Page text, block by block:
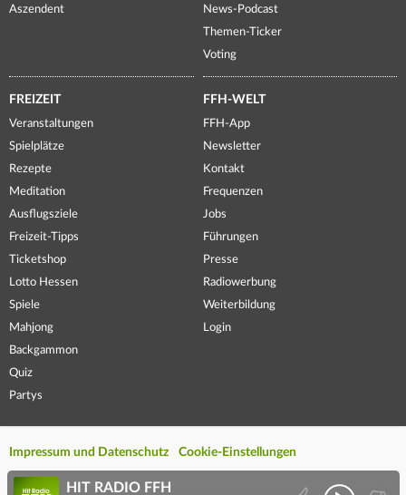
Aszendent
News-Podcast
Themen-Ticker
Voting
FREIZEIT
Veranstaltungen
Spielplätze
Rezepte
Meditation
Ausflugsziele
Freizeit-Tipps
Ticketshop
Lotto Hessen
Spiele
Mahjong
Backgammon
Quiz
Partys
FFH-WELT
FFH-App
Newsletter
Kontakt
Frequenzen
Jobs
Führungen
Presse
Radiowerbung
Weiterbildung
Login
Impressum und Datenschutz Cookie-Einstellungen
HIT RADIO FFH